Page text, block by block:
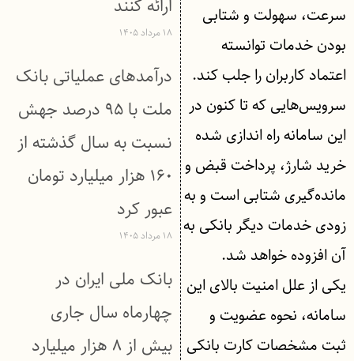
سرعت، سهولت و شتابی
بودن خدمات توانسته
اعتماد کاربران را جلب کند.
سرویس‌هایی که تا کنون در
این سامانه راه اندازی شده
خرید شارژ، پرداخت قبض و
مانده‌گیری شتابی است و به
زودی خدمات دیگر بانکی به
آن افزوده خواهد شد.
یکی از علل امنیت بالای این
سامانه، نحوه عضویت و
ثبت مشخصات کارت بانکی
ارائه کنند
۱۸ مرداد ۱۴۰۵
درآمدهای عملیاتی بانک
ملت با ۹۵ درصد جهش
نسبت به سال گذشته از
۱۶۰ هزار میلیارد تومان
عبور كرد
۱۸ مرداد ۱۴۰۵
بانک ملی ایران در
چهارماه سال جاری
بیش از ۸ هزار میلیارد